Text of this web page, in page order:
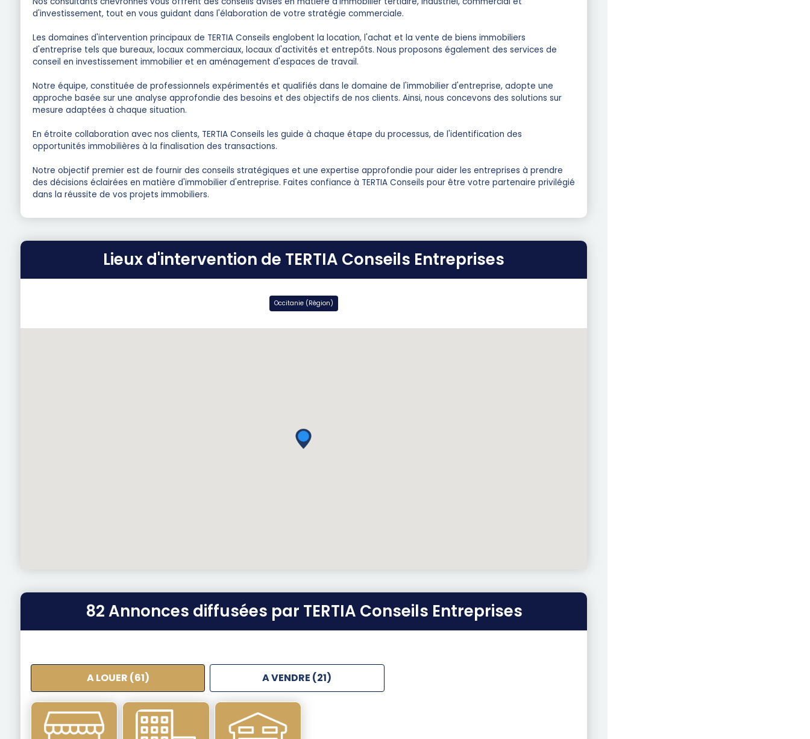
d'investissement, tout en vous guidant dans l'élaboration de votre stratégie commerciale.
Les domaines d'intervention principaux de TERTIA Conseils englobent la location, l'achat et la vente de biens immobiliers
d'entreprise tels que bureaux, locaux commerciaux, locaux d'activités et entrepôts. Nous proposons également des services de
conseil en investissement immobilier et en aménagement d'espaces de travail.
Notre équipe, constituée de professionnels expérimentés et qualifiés dans le domaine de l'immobilier d'entreprise, adopte une
approche basée sur une analyse approfondie des besoins et des objectifs de nos clients. Ainsi, nous concevons des solutions sur
mesure adaptées à chaque situation.
En étroite collaboration avec nos clients, TERTIA Conseils les guide à chaque étape du processus, de l'identification des
opportunités immobilières à la finalisation des transactions.
Notre objectif premier est de fournir des conseils stratégiques et une expertise approfondie pour aider les entreprises à prendre
des décisions éclairées en matière d'immobilier d'entreprise. Faites confiance à TERTIA Conseils pour être votre partenaire privilégié
dans la réussite de vos projets immobiliers.
Lieux d'intervention de TERTIA Conseils Entreprises
Occitanie (Région)
82 Annonces diffusées par TERTIA Conseils Entreprises
A LOUER (61) A VENDRE (21)